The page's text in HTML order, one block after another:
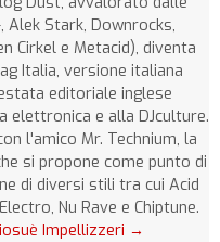
Alek Stark, Downrocks,
Cirkel e Metacid), diventa
Italia, versione italiana
editoriale inglese
elettronica e alla DJculture.
l'amico Mr. Technium, la
si propone come punto di
di diversi stili tra cui Acid
Nu Rave e Chiptune.
Impellizzeri →